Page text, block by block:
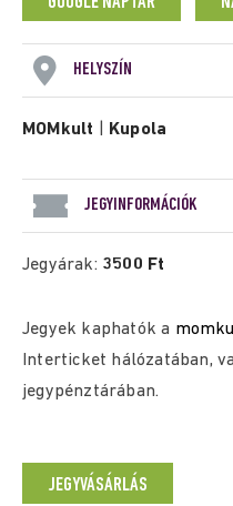
HELYSZÍN
MOMkult Kupola
JEGYINFORMÁCIÓK
Jegyárak: 3500 Ft
Jegyek kaphatók a
Interticket hálózatában,
jegypénztárában.
JEGYVÁSÁRLÁS